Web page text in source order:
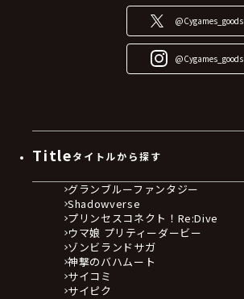
@Cygames_goods
@Cygames_goods
Titleタイトルから探す
グランブルーファンタジー
Shadowverse
プリンセスコネクト！Re:Dive
ウマ娘 プリティーダービー
ゾンビランドサガ
神撃のバハムート
サイコミ
サイピク